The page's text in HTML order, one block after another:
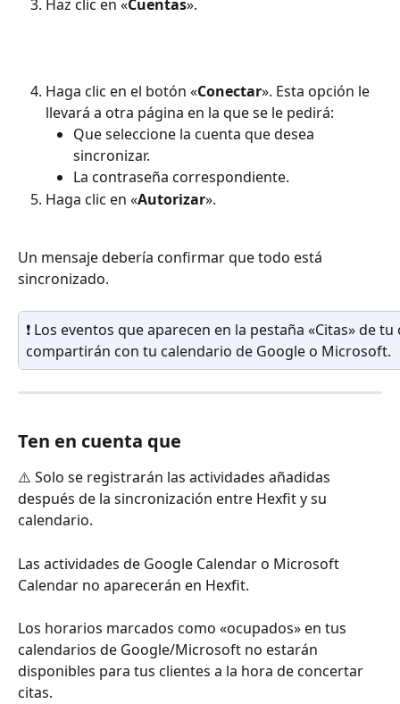
Haz clic en «Cuentas».
Haga clic en el botón «Conectar». Esta opción le
llevará a otra página en la que se le pedirá:
Que seleccione la cuenta que desea
sincronizar.
La contraseña correspondiente.
Haga clic en «Autorizar».
Un mensaje debería confirmar que todo está
sincronizado.
❗ Los eventos que aparecen en la pestaña «Citas» de
compartirán con tu calendario de Google o Microsoft.
Ten en cuenta que
⚠️ Solo se registrarán las actividades añadidas
después de la sincronización entre Hexfit y su
calendario.
Las actividades de Google Calendar o Microsoft
Calendar no aparecerán en Hexfit.
Los horarios marcados como «ocupados» en tus
calendarios de Google/Microsoft no estarán
disponibles para tus clientes a la hora de concertar
citas.